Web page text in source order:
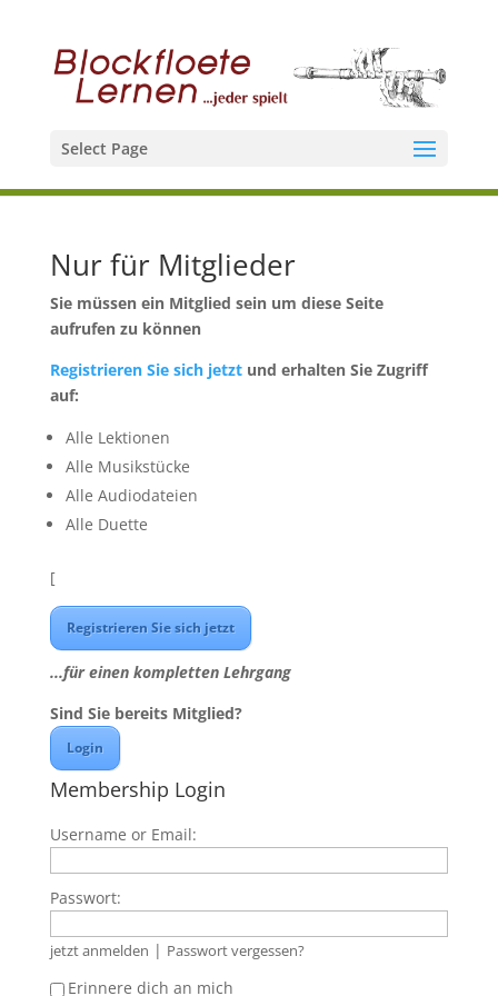
Select Page
Nur für Mitglieder
Sie müssen ein Mitglied sein um diese Seite
aufrufen zu können
Registrieren Sie sich jetztund erhalten Sie Zugriff
auf:
Alle Lektionen
Alle Musikstücke
Alle Audiodateien
Alle Duette
[
Registrieren Sie sich jetzt
...für einen kompletten Lehrgang
Sind Sie bereits Mitglied?
Login
Membership Login
Username or Email:
Passwort:
jetzt anmelden | Passwort vergessen?
Erinnere dich an mich